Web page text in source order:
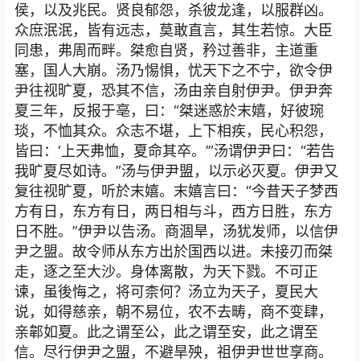
侯，以及兆民。贤良郁怨，杀彼龙逢，以服群凶。
众庶泯泯，皆有远志，莫敢直言，其生若惊。大臣
同患，弗周而畔。桀愈自贤，矜过善非，主道重
塞，国人大崩。汤乃惕惧，忧天下之不宁，欲令伊
尹往视旷夏，恐其不信，汤由亲自射伊尹。伊尹奔
夏三年，反报于亳，曰：“桀迷惑於末嬉，好彼琬
琰，不恤其众。众志不堪，上下相疾，民心积怨，
皆曰：‘上天弗恤，夏命其卒。’”汤谓伊尹曰：“若告
我旷夏尽如诗。”汤与伊尹盟，以示必灭夏。伊尹又
复往视旷夏，听於末嬉。末嬉言曰：“今昔天子梦西
方有日，东方有日，两日相与斗，西方日胜，东方
日不胜。”伊尹以告汤。商涸旱，汤犹发师，以信伊
尹之盟。故令师从东方出於国西以进。未接刃而桀
走，逐之至大沙。身体离散，为天下戮。不可正
谏，虽後悔之，将可柰何？汤立为天子，夏民大
说，如得慈亲，朝不易位，农不去畴，商不变肆，
亲郼如夏。此之谓至公，此之谓至安，此之谓至
信。尽行伊尹之盟，不避旱殃，祖伊尹世世享商。